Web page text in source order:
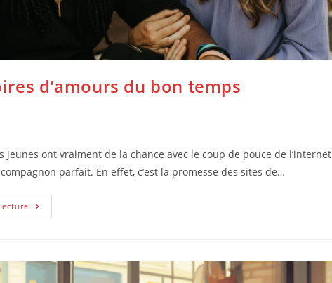
d’amours du bon temps
jeunes ont vraiment de la chance avec le coup de pouce de l’internet
parfait. En effet, c’est la promesse des sites de…
Les
Histoires